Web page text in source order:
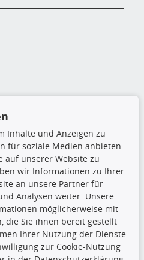
angezeigten Daten,
die gesamte Datenbank,
nicht kopiert werden. Es ist zu
gesamte Datenbank ohne
zu vervielfältigen, zu
durch Dritte ausführen
stellt eine
und wird verfolgt.
Inhalte und Anzeigen zu
für soziale Medien anbieten
auf unserer Website zu
wir Informationen zu Ihrer
an unsere Partner für
Analysen weiter. Unsere
möglicherweise mit
die Sie ihnen bereit gestellt
Ihrer Nutzung der Dienste
zur Cookie-Nutzung